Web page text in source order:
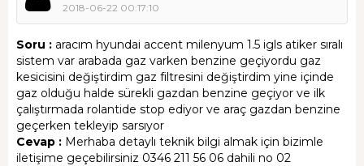
2018-06-22 00:17:10
Soru : aracım hyundai accent milenyum 1.5 igls atiker sıralı
sistem var arabada gaz varken benzine geçiyordu gaz
kesicisini değiştirdim gaz filtresini değiştirdim yine içinde
gaz olduğu halde sürekli gazdan benzine geçiyor ve ilk
çalıştırmada rolantide stop ediyor ve araç gazdan benzine
geçerken tekleyip sarsıyor
Cevap : Merhaba detaylı teknik bilgi almak için bizimle
iletişime geçebilirsiniz 0346 211 56 06 dahili no 02